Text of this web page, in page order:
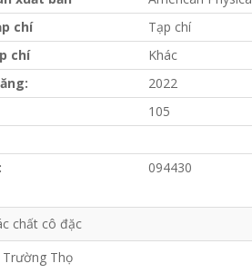
chí
Tạp chí
chí
Khác
2022
105
094430
chất cô đặc
Trường Thọ